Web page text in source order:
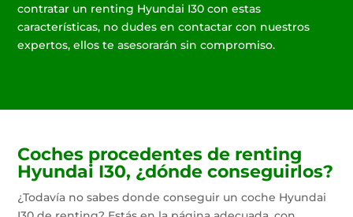
contratar un renting Hyundai I30 con estas
características, no dudes en contactar con nuestros
expertos, ellos te asesorarán sin compromiso.
Coches procedentes de renting
Hyundai I30, ¿dónde conseguirlos?
¿Todavía no sabes donde conseguir un coche Hyundai